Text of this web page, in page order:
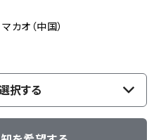
カオ（中国）
択する